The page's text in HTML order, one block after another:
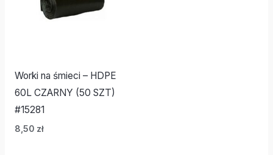
Worki na śmieci – HDPE
60L CZARNY (50 SZT)
#15281
8,50 zł